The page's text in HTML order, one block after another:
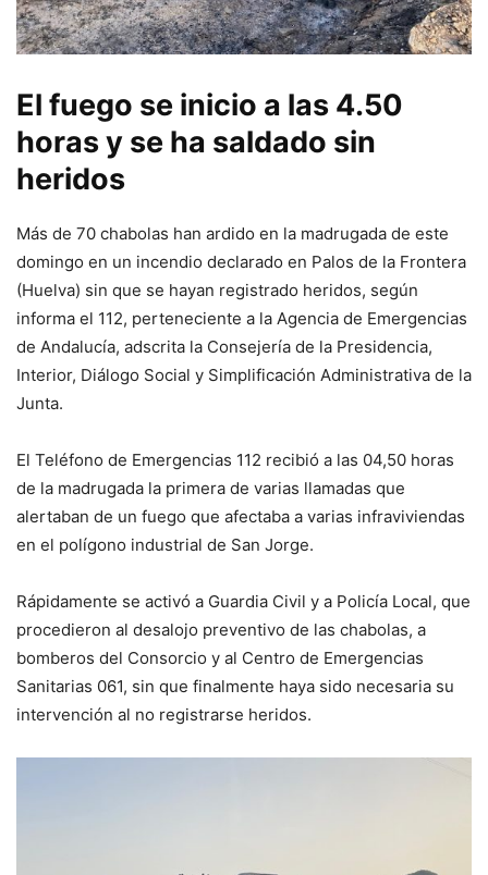
El fuego se inicio a las 4.50
horas y se ha saldado sin
heridos
Más de 70 chabolas han ardido en la madrugada de este
domingo en un incendio declarado en Palos de la Frontera
(Huelva) sin que se hayan registrado heridos, según
informa el 112, perteneciente a la Agencia de Emergencias
de Andalucía, adscrita la Consejería de la Presidencia,
Interior, Diálogo Social y Simplificación Administrativa de la
Junta.
El Teléfono de Emergencias 112 recibió a las 04,50 horas
de la madrugada la primera de varias llamadas que
alertaban de un fuego que afectaba a varias infraviviendas
en el polígono industrial de San Jorge.
Rápidamente se activó a Guardia Civil y a Policía Local, que
procedieron al desalojo preventivo de las chabolas, a
bomberos del Consorcio y al Centro de Emergencias
Sanitarias 061, sin que finalmente haya sido necesaria su
intervención al no registrarse heridos.